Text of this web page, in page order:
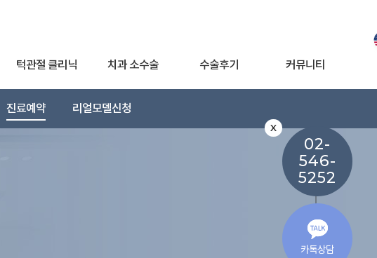
턱관절 클리닉 치과 소수술 수술후기 커뮤니티
진료예약 리얼모델신청
X
02-
546-
5252
카톡상담